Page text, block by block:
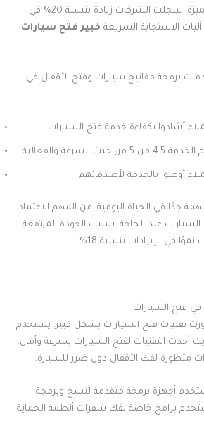
السيارات السريعة والمتميزة. سجلت الشركات زيادة بنسبة 20% في
الاستجابة السريعة خبير فتح سيارات
برمجة مفاتيح سيارات وفتح الأقفال في
السرعة والفعالية
جدًا في الحياة اليومية. من المهم الاعتماد
عند الحاجة. بسبب الجودة المرتفعة
في الإيرادات بنسبة 18%
فتح السيارات
تقنيات فتح السيارات بشكل كبير. يستخدم
أحدث التقنيات لفتح السيارات بسرعة وأمان.
متطورة لفك الأقفال دون ضرر للسيارة.
أجهزة برمجة متقدمة لنسخ وبرمجة
برامج خاصة لفك شفرات أنظمة الحماية